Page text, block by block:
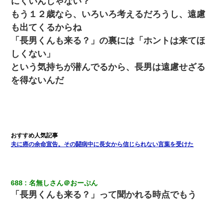
俺「初対面でなに言ったか覚えてる？」嫁「臭いんだよ！キモオ
タ？だっけ？」俺「だいたい合ってる。で、なんで告白してきた
の？」→
13歳娘が元嫁のところから逃げてきた。どう扱ったらいいのかわ
からない
旦那が長男のDNA鑑定をしたら血縁関係0%だった。旦那「やっぱ
てもらえて良かったな！』→
小2の頃、妹と昼寝してたら家が火事になってて気づくと逃げ場が
なかった。妹を抱き締めて「ﾀﾋんじゃうよ」って泣いてたら…
もう１２歳なら、いろいろ考えるだろうし、遠慮
も出てくるからね
「長男くんも来る？」の裏には「ホントは来てほ
しくない」
という気持ちが潜んでるから、長男は遠慮せざる
を得ないんだ
夫に癌の余命宣告。その闘病中に長女から信じられない言葉を受けた
688 名無しさん＠おーぷん
「長男くんも来る？」って聞かれる時点でもう